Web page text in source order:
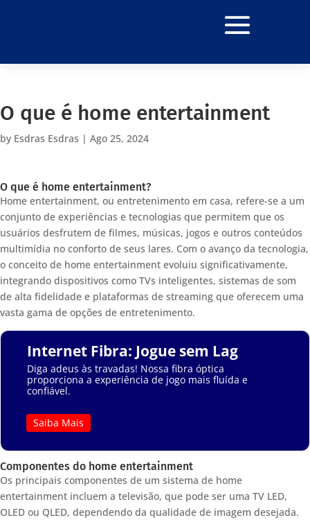
O que é home entertainment
by Esdras Esdras | Ago 25, 2024
O que é home entertainment?
Home entertainment, ou entretenimento em casa, refere-se a um
conjunto de experiências e tecnologias que permitem que os
usuários desfrutem de filmes, músicas, jogos e outros conteúdos
multimídia no conforto de seus lares. Com o avanço da tecnologia,
o conceito de home entertainment evoluiu significativamente,
integrando dispositivos como TVs inteligentes, sistemas de som
de alta fidelidade e plataformas de streaming que oferecem uma
vasta gama de opções de entretenimento.
Internet Fibra: Jogue sem Lag
Diga adeus às travadas! Nossa fibra óptica
proporciona a experiência de jogo mais fluída e
confiável.
Saiba Mais
Componentes do home entertainment
Os principais componentes de um sistema de home
entertainment incluem a televisão, que pode ser uma TV LED,
OLED ou QLED, dependendo da qualidade de imagem desejada.